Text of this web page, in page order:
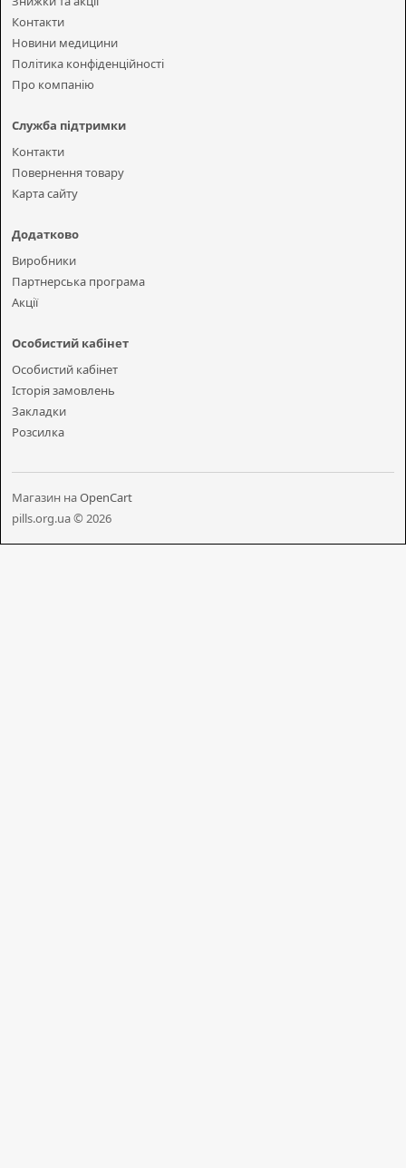
Контакти
Новини медицини
Політика конфіденційності
Про компанію
Служба підтримки
Контакти
Повернення товару
Карта сайту
Додатково
Виробники
Партнерська програма
Акції
Особистий кабінет
Особистий кабінет
Історія замовлень
Закладки
Розсилка
Магазин наOpenCart
pills.org.ua © 2026